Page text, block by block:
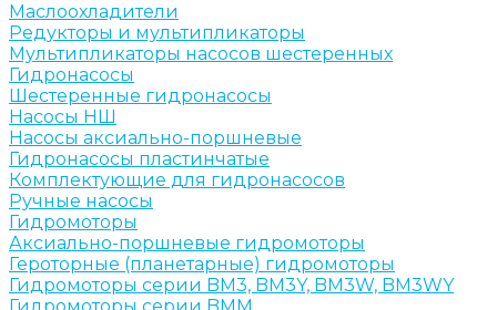
Маслоохладители
Редукторы и мультипликаторы
Мультипликаторы насосов шестеренных
Гидронасосы
Шестеренные гидронасосы
Насосы НШ
Насосы аксиально-поршневые
Гидронасосы пластинчатые
Комплектующие для гидронасосов
Ручные насосы
Гидромоторы
Аксиально-поршневые гидромоторы
Героторные (планетарные) гидромоторы
Гидромоторы серии BM3, BM3Y, BM3W, BM3WY